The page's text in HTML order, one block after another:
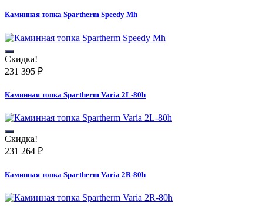
Каминная топка Spartherm Speedy Mh
Скидка!
231 395 ₽
Каминная топка Spartherm Varia 2L-80h
Скидка!
231 264 ₽
Каминная топка Spartherm Varia 2R-80h